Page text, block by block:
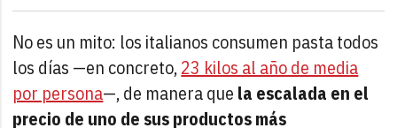
No es un mito: los italianos consumen pasta todos
los días —en concreto,23 kilos al año de media
por persona—, de manera que la escalada en el
precio de uno de sus productos más